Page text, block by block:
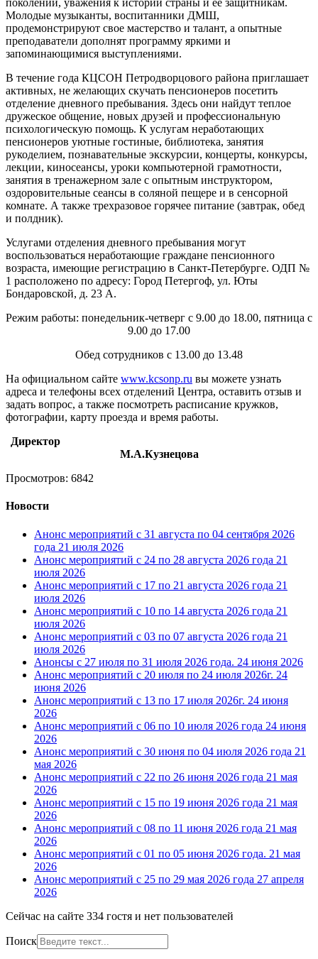
поколений, уважения к истории страны и ее защитникам.
Молодые музыканты, воспитанники ДМШ,
продемонстрируют свое мастерство и талант, а опытные
преподаватели дополнят программу яркими и
запоминающимися выступлениями.
В течение года КЦСОН Петродворцового района приглашает
активных, не желающих скучать пенсионеров посетить
отделение дневного пребывания. Здесь они найдут теплое
дружеское общение, новых друзей и профессиональную
психологическую помощь. К услугам неработающих
пенсионеров уютные гостиные, библиотека, занятия
рукоделием, познавательные экскурсии, концерты, конкурсы,
лекции, киносеансы, уроки компьютерной грамотности,
занятия в тренажерном зале с опытным инструктором,
оздоровительные сеансы в соляной пещере и в сенсорной
комнате. А также трехразовое горячее питание (завтрак, обед
и полдник).
Услугами отделения дневного пребывания могут
воспользоваться неработающие граждане пенсионного
возраста, имеющие регистрацию в Санкт-Петербурге. ОДП №
1 расположено по адресу: Город Петергоф, ул. Юты
Бондаровской, д. 23 А.
Режим работы: понедельник-четверг с 9.00 до 18.00, пятница с
9.00 до 17.00
Обед сотрудников с 13.00 до 13.48
На официальном сайте www.kcsonp.ru вы можете узнать
адреса и телефоны всех отделений Центра, оставить отзыв и
задать вопрос, а также посмотреть расписание кружков,
фотографии, карту проезда и время работы.
Директор
М.А.Кузнецова
Просмотров: 6842
Новости
Анонс мероприятий с 31 августа по 04 сентября 2026
года 21 июля 2026
Анонс мероприятий с 24 по 28 августа 2026 года 21
июля 2026
Анонс мероприятий с 17 по 21 августа 2026 года 21
июля 2026
Анонс мероприятий с 10 по 14 августа 2026 года 21
июля 2026
Анонс мероприятий с 03 по 07 августа 2026 года 21
июля 2026
Анонсы с 27 июля по 31 июля 2026 года. 24 июня 2026
Анонс мероприятий с 20 июля по 24 июля 2026г. 24
июня 2026
Анонс мероприятий с 13 по 17 июля 2026г. 24 июня
2026
Анонс мероприятий с 06 по 10 июля 2026 года 24 июня
2026
Анонс мероприятий с 30 июня по 04 июля 2026 года 21
мая 2026
Анонс мероприятий с 22 по 26 июня 2026 года 21 мая
2026
Анонс мероприятий с 15 по 19 июня 2026 года 21 мая
2026
Анонс мероприятий с 08 по 11 июня 2026 года 21 мая
2026
Анонс мероприятий с 01 по 05 июня 2026 года. 21 мая
2026
Анонс мероприятий с 25 по 29 мая 2026 года 27 апреля
2026
Сейчас на сайте 334 гостя и нет пользователей
Поиск